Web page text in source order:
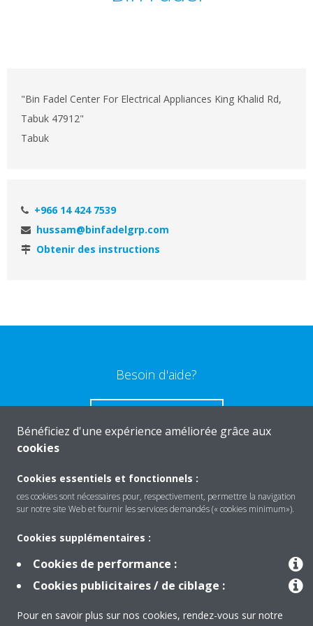
"Bin Fadel Center For Electrical Appliances King Khalid Rd,
Tabuk 47912"
Tabuk
+966 14 424 7539
hussam@binfadelgrp.com
Obtenir des instructions
Besoin d'aide?
Produits
Bénéficiez d'une expérience améliorée grâce aux
cookies
Cookies essentiels et fonctionnels :
ces cookies sont nécessaires pour, respectivement, permettre la navigation
sur notre site Web et fournir les services demandés (« cookies minimum»).
Cookies supplémentaires :
Cookies de performance :
Cookies publicitaires / de ciblage :
Pour en savoir plus sur nos cookies, rendez-vous sur notre